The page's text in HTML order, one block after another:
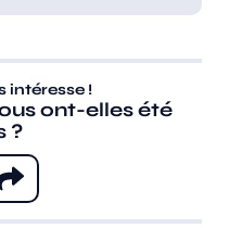
intéresse !
ont-elles été
?